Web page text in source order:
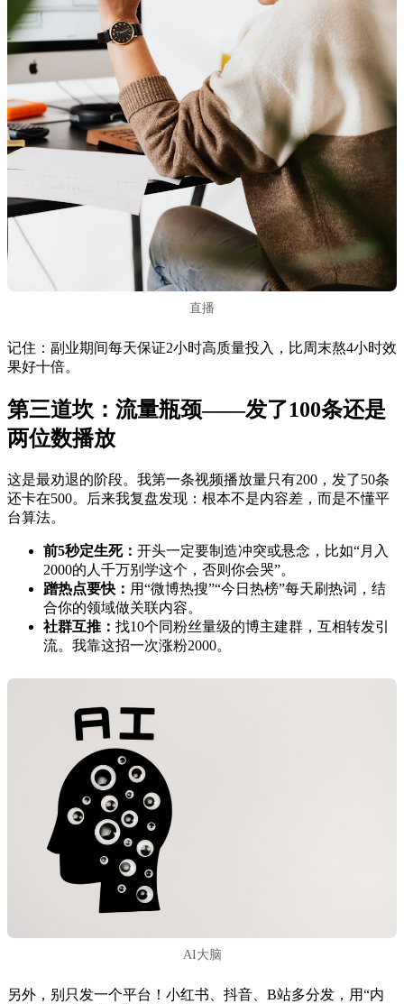
直播
记住：副业期间每天保证2小时高质量投入，比周末熬4小时效
果好十倍。
第三道坎：流量瓶颈——发了100条还是
两位数播放
这是最劝退的阶段。我第一条视频播放量只有200，发了50条
还卡在500。后来我复盘发现：根本不是内容差，而是不懂平
台算法。
前5秒定生死： 开头一定要制造冲突或悬念，比如“月入
2000的人千万别学这个，否则你会哭”。
蹭热点要快： 用“微博热搜”“今日热榜”每天刷热词，结
合你的领域做关联内容。
社群互推： 找10个同粉丝量级的博主建群，互相转发引
流。我靠这招一次涨粉2000。
AI大脑
另外，别只发一个平台！小红书、抖音、B站多分发，用“内